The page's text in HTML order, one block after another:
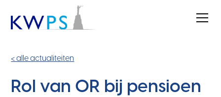
< alle actualiteiten
Rol van OR bij pensioen